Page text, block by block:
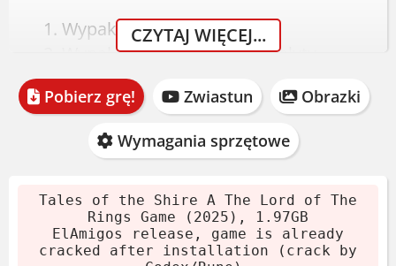
Wypakuj archiwum.
Wypal lub zamontuj obraz płyty.
Zainstaluj grę.
Crack dodaje się automatycznie.
Graj! Jeśli lubisz, KUP ją.
Minimalne
CZYTAJ WIĘCEJ...
Pobierz grę! Zwiastun Obrazki
Wymagania sprzętowe
Tales of the Shire A The Lord of The
Rings Game (2025), 1.97GB
ElAmigos release, game is already
cracked after installation (crack by